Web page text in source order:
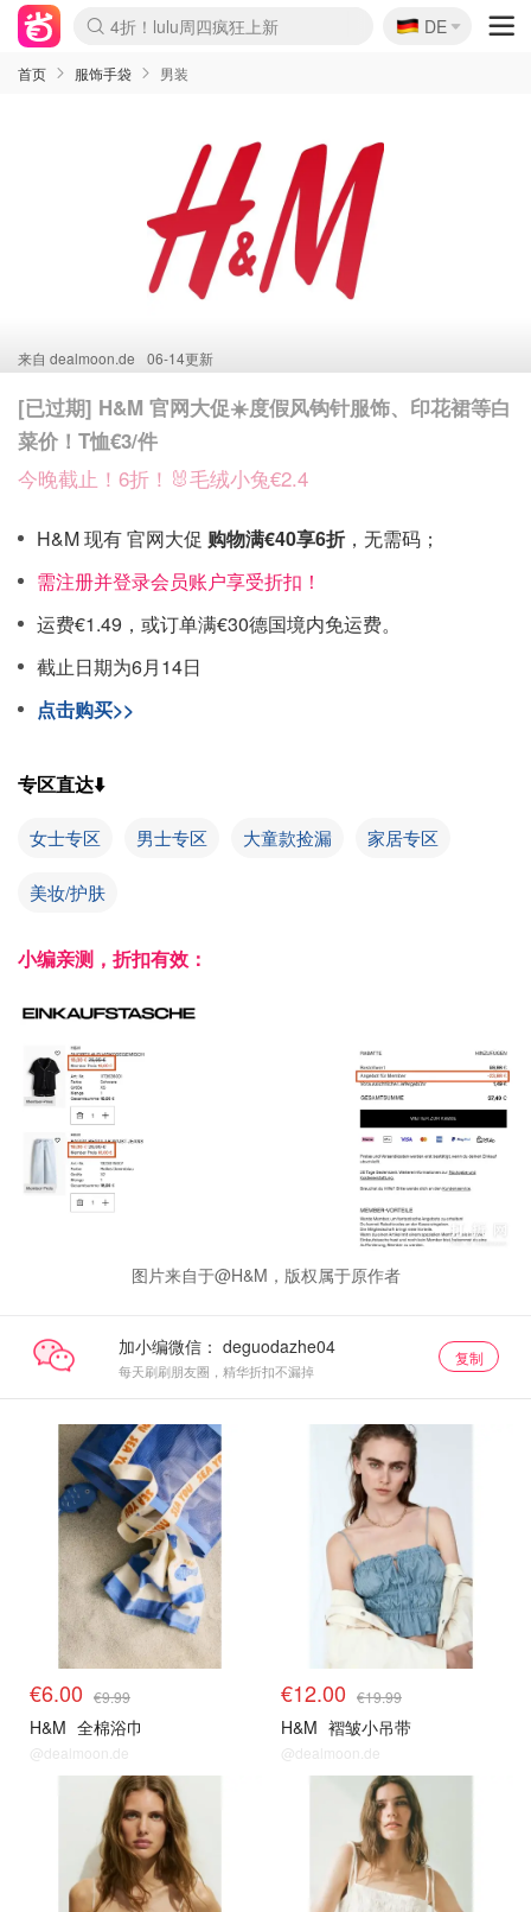
Boticinal 夏促开抢！
4折！lulu周四疯狂上新
还没结束！&OtherStories大促
Joybuy变相75折 随时失效
速领！Stanley独家85折
疑似霸哥！Camper额外叠85折
Zalando 奥莱闪促！每日更新
Moncler反季囤！5折起+叠9折
Coach Brooklyn仅€192
🇩🇪
DE
首页 服饰手袋 男装
来自 dealmoon.de 06-14更新
[已过期] H&M 官网大促☀️度假风钩针服饰、印花裙等白
菜价！T恤€3/件
今晚截止！6折！🐰毛绒小兔€2.4
H&M 现有 官网大促 购物满€40享6折 ，无需码；
需注册并登录会员账户享受折扣！
运费€1.49，或订单满€30德国境内免运费。
截止日期为6月14日
点击购买>>
专区直达⬇️
女士专区 男士专区 大童款捡漏 家居专区
美妆/护肤
小编亲测，折扣有效：
图片来自于@H&M，版权属于原作者
加小编微信：
每天刷刷朋友圈，精华折扣不漏掉
复制
€6.00 €9.99
H&M 全棉浴巾
@dealmoon.de
€12.00 €19.99
H&M 褶皱小吊带
@dealmoon.de